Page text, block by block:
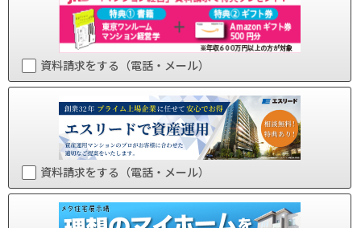
資料請求をする（電話・メール）
資料請求をする（電話・メール）